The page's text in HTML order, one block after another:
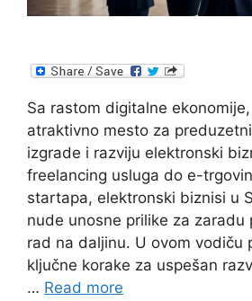
Sa rastom digitalne
atraktivno mesto za
izgrade i razviju elektronski
freelancing usluga do e-
startapa, elektronski biznisi u
nude unosne prilike za zaradu
rad na daljinu. U ovom vodiču
ključne korake za uspešan
… Read more